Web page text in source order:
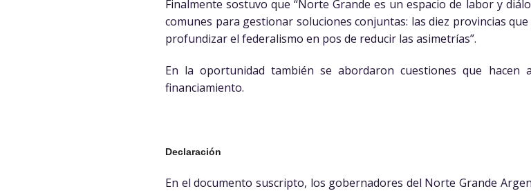
Finalmente sostuvo que “Norte Grande es un espacio de labor y
comunes para gestionar soluciones conjuntas: las diez provincias
profundizar el federalismo en pos de reducir las asimetrías”.
En la oportunidad también se abordaron cuestiones que
financiamiento.
Declaración
En el documento suscripto, los gobernadores del Norte Grande